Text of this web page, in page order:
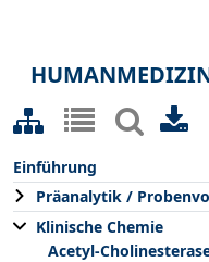
Einführung
Präanalytik /
Klinische Chemie
Acetyl-